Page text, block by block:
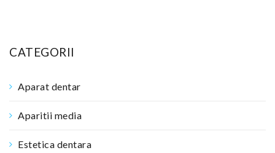
CATEGORII
Aparat dentar
Aparitii media
Estetica dentara